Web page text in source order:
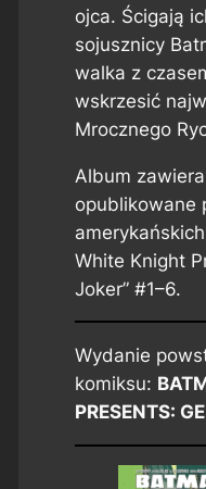
ojca. Ścigają
sojusznicy
walka z
wskrzesić
Mrocznego
Album
opublikowane
White Knight
Joker” #1–6.
Wydanie
komiksu:
PRESENTS: